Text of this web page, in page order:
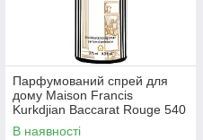
Парфумований спрей для
дому Maison Francis
Kurkdjian Baccarat Rouge 540
Brand Collection 275 мл
В наявності